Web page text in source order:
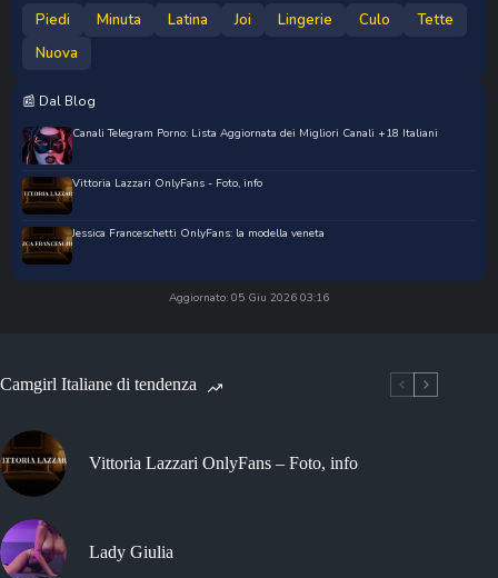
Piedi Minuta Latina Joi Lingerie Culo
Tette
Nuova
📰 Dal Blog
Canali Telegram Porno: Lista Aggiornata dei Migliori Canali +18 Italiani
Vittoria Lazzari OnlyFans - Foto, info
Jessica Franceschetti OnlyFans: la modella veneta
Aggiornato: 05 Giu 2026 03:16
Camgirl Italiane di tendenza
Vittoria Lazzari OnlyFans – Foto, info
Lady Giulia